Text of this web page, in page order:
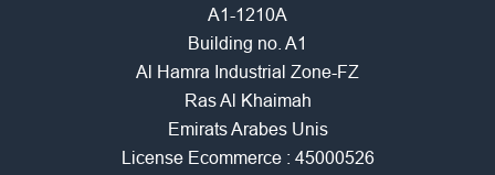
A1-1210A
Building no. A1
Al Hamra Industrial Zone-FZ
Ras Al Khaimah
Emirats Arabes Unis
License Ecommerce : 45000526